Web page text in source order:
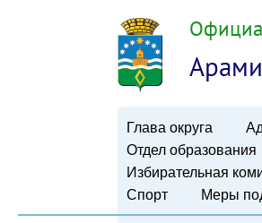
Глава округа
Отдел образования
Избирательная
Спорт
Меры